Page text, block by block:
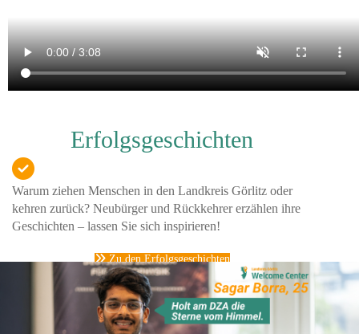
Erfolgsgeschichten
Warum ziehen Menschen in den Landkreis Görlitz oder
kehren zurück? Neubürger und Rückkehrer erzählen ihre
Geschichten – lassen Sie sich inspirieren!
Zu den Erfolgsgeschichten